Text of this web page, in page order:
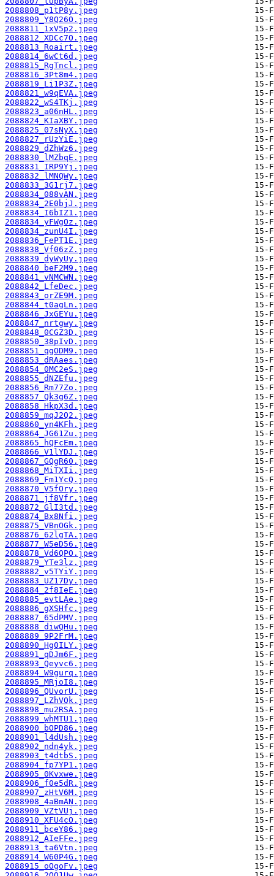
2088808_p1tP8y.jpeg
2088809_Y8Q26O.jpeg
2088811_1xV5p2.jpeg
2088812_XDCc7O.jpeg
2088813_Roairt.jpeg
2088814_6wCt6d.jpeg
2088815_RgTncl.jpeg
2088816_3Pt8m4.jpeg
2088819_Li1P3Z.jpeg
2088821_w9qEVA.jpeg
2088822_wS4TKj.jpeg
2088823_a06nHL.jpeg
2088824_KIaXBY.jpeg
2088825_07sNyX.jpeg
2088827_rUzYiE.jpeg
2088829_dZhWz6.jpeg
2088830_lMZbqE.jpeg
2088831_IRP9Yj.jpeg
2088832_lMNQWy.jpeg
2088833_3G1rj7.jpeg
2088834_088vAN.jpeg
2088834_2E0bjJ.jpeg
2088834_I6bIZ1.jpeg
2088834_yFWgOz.jpeg
2088834_zunU4I.jpeg
2088836_FePT1E.jpeg
2088838_Vf06zZ.jpeg
2088839_dyWyUy.jpeg
2088840_beF2M9.jpeg
2088841_vNMCWN.jpeg
2088842_LfeDec.jpeg
2088843_orZE9M.jpeg
2088844_t0agLn.jpeg
2088846_JxGEYu.jpeg
2088847_nrtgwy.jpeg
2088848_0CGZ3D.jpeg
2088850_38pIvD.jpeg
2088851_qgODM9.jpeg
2088853_dRAaes.jpeg
2088854_0MC2eS.jpeg
2088855_dNZEfu.jpeg
2088856_Rm77Zo.jpeg
2088857_Qk3g6Z.jpeg
2088858_HkpX3d.jpeg
2088859_mqJ2Q2.jpeg
2088860_yn4KFh.jpeg
2088864_JG61Zu.jpeg
2088865_hQFcEm.jpeg
2088866_V1lYDJ.jpeg
2088867_GQgR60.jpeg
2088868_MiTXIi.jpeg
2088869_Fm1YcQ.jpeg
2088870_V5fOry.jpeg
2088871_jf8Vfr.jpeg
2088872_GlI3td.jpeg
2088874_Bx8Nfi.jpeg
2088875_VBnOGk.jpeg
2088876_62lgTA.jpeg
2088877_W5eD56.jpeg
2088878_Vd6QPO.jpeg
2088879_YTe3lz.jpeg
2088882_v5TYiY.jpeg
2088883_UZ17Dy.jpeg
2088884_2f8IeE.jpeg
2088885_evtLAe.jpeg
2088886_gXSHfc.jpeg
2088887_65dPMV.jpeg
2088888_diwQHu.jpeg
2088889_9P2FrM.jpeg
2088890_Hg0ILY.jpeg
2088891_qDJm6F.jpeg
2088893_Qeyvc6.jpeg
2088894_W9gurq.jpeg
2088895_MRjoI8.jpeg
2088896_QUvorU.jpeg
2088897_LZhVQk.jpeg
2088898_mu2RSA.jpeg
2088899_whMTU1.jpeg
2088900_bOPD86.jpeg
2088901_l4dUsh.jpeg
2088902_ndn4yk.jpeg
2088903_t4dtbS.jpeg
2088904_fp7YP1.jpeg
2088905_0Kvxwe.jpeg
2088906_f0e5dR.jpeg
2088907_zHtV6M.jpeg
2088908_4aBmAN.jpeg
2088909_VZtVUj.jpeg
2088910_XFU4cO.jpeg
2088911_bceY86.jpeg
2088912_AIeFFe.jpeg
2088913_ta6Vtn.jpeg
2088914_W60P4G.jpeg
2088915_oOgoFv.jpeg